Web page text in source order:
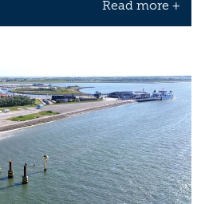
Read more +